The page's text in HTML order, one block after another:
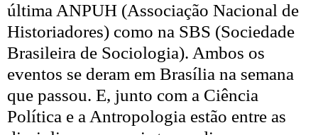
última ANPUH (Associação Nacional de
Historiadores) como na SBS (Sociedade
Brasileira de Sociologia). Ambos os
eventos se deram em Brasília na semana
que passou. E, junto com a Ciência
Política e a Antropologia estão entre as